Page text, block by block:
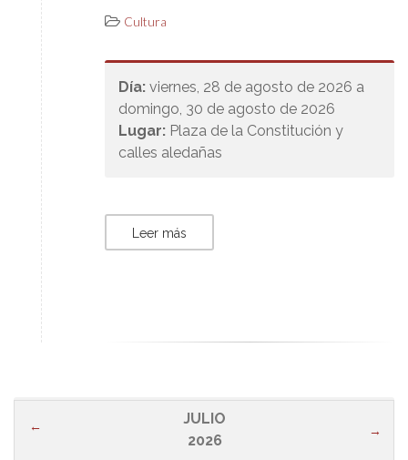
Cultura
Día: viernes, 28 de agosto de 2026 a
domingo, 30 de agosto de 2026
Lugar: Plaza de la Constitución y
calles aledañas
Leer más
← →
JULIO
2026